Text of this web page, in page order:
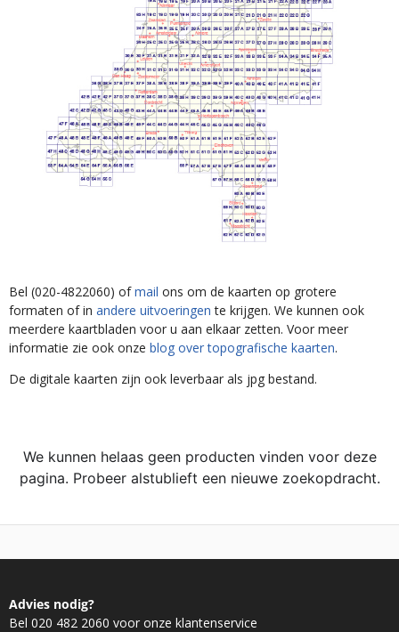
Bel (020-4822060) ofmail ons om de kaarten op grotere
formaten of in andere uitvoeringen te krijgen. We kunnen ook
meerdere kaartbladen voor u aan elkaar zetten. Voor meer
informatie zie ook onze blog over topografische kaarten.
De digitale kaarten zijn ook leverbaar als jpg bestand.
We kunnen helaas geen producten vinden voor deze
pagina. Probeer alstublieft een nieuwe zoekopdracht.
Advies nodig?
Bel 020 482 2060 voor onze klantenservice